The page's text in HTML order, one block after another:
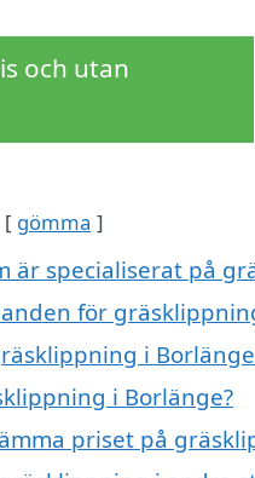
och utan
gömma
är specialiserat på
för
i
i Borlänge?
priset på